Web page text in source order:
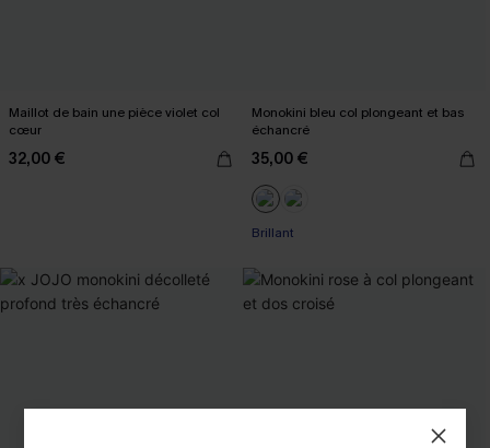
Maillot de bain une pièce violet col
cœur
32,00 €
Monokini bleu col plongeant et bas
échancré
35,00 €
Brillant